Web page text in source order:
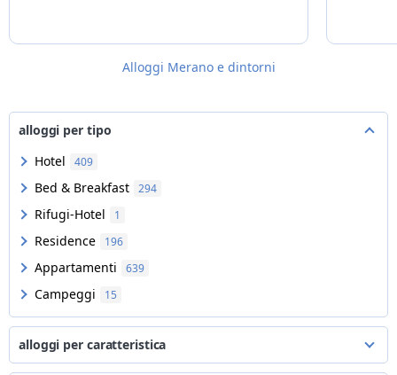
Alloggi Merano e dintorni
alloggi per tipo
Hotel
409
Bed & Breakfast 294
Rifugi-Hotel 1
Residence 196
Appartamenti 639
Campeggi 15
alloggi per caratteristica